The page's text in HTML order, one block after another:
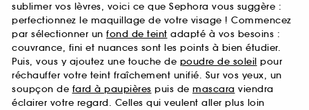
sublimer vos lèvres, voici ce que Sephora vous suggère :
perfectionnez le maquillage de votre visage ! Commencez
par sélectionner un fond de teint adapté à vos besoins :
couvrance, fini et nuances sont les points à bien étudier.
Puis, vous y ajoutez une touche de poudre de soleil pour
réchauffer votre teint fraîchement unifié. Sur vos yeux, un
soupçon de fard à paupières puis de mascara viendra
éclairer votre regard. Celles qui veulent aller plus loin